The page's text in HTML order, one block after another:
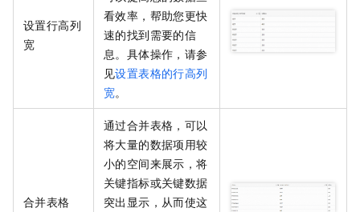
设置行高列
宽
看效率，帮助您更快
速的找到需要的信
息。具体操作，请参
见设置表格的行高列
宽。
合并表格
通过合并表格，可以
将大量的数据项用较
小的空间来展示，将
关键指标或关键数据
突出显示，从而使这